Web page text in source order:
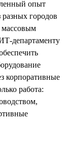
опыт
разных городов
массовым
департаменту
корпоративные
работа: